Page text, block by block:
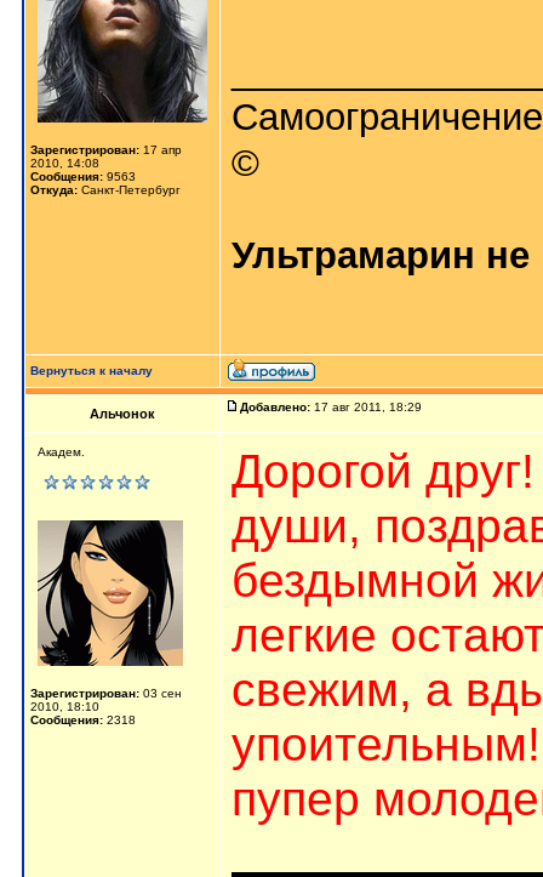
Зарегистрирован: 17 апр
2010, 14:08
Сообщения: 9563
Откуда: Санкт-Петербург
©
Ультрамарин не
Вернуться к началу
Альчонок Добавлено: 17 авг 2011, 18:29
Академ.
Зарегистрирован: 03 сен
2010, 18:10
Сообщения: 2318
Дорогой
души,
бездымной
легкие
свежим, а
пупер